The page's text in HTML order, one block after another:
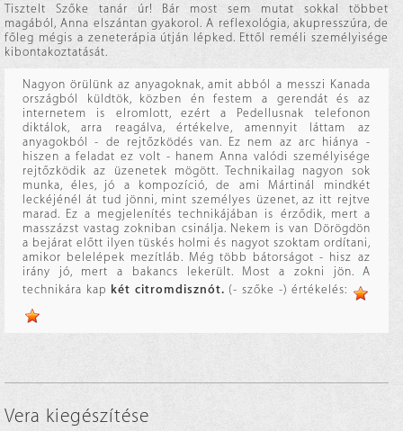
Tisztelt Szőke tanár úr! Bár most sem mutat sokkal többet
magából, Anna elszántan gyakorol. A reflexológia, akupresszúra, de
főleg mégis a zeneterápia útján lépked. Ettől reméli személyisége
kibontakoztatását.
Nagyon örülünk az anyagoknak, amit abból a messzi Kanada
országból küldtök, közben én festem a gerendát és az
internetem is elromlott, ezért a Pedellusnak telefonon
diktálok, arra reagálva, értékelve, amennyit láttam az
anyagokból - de rejtőzködés van. Ez nem az arc hiánya -
hiszen a feladat ez volt - hanem Anna valódi személyisége
rejtőzködik az üzenetek mögött. Technikailag nagyon sok
munka, éles, jó a kompozíció, de ami Mártinál mindkét
leckéjénél át tud jönni, mint személyes üzenet, az itt rejtve
marad. Ez a megjelenítés technikájában is érződik, mert a
masszázst vastag zokniban csinálja. Nekem is van Dörögdön
a bejárat előtt ilyen tüskés holmi és nagyot szoktam ordítani,
amikor belelépek mezítláb. Még több bátorságot - hisz az
irány jó, mert a bakancs lekerült. Most a zokni jön. A
technikára kap két citromdisznót. (- szőke -) értékelés:
Vera kiegészítése